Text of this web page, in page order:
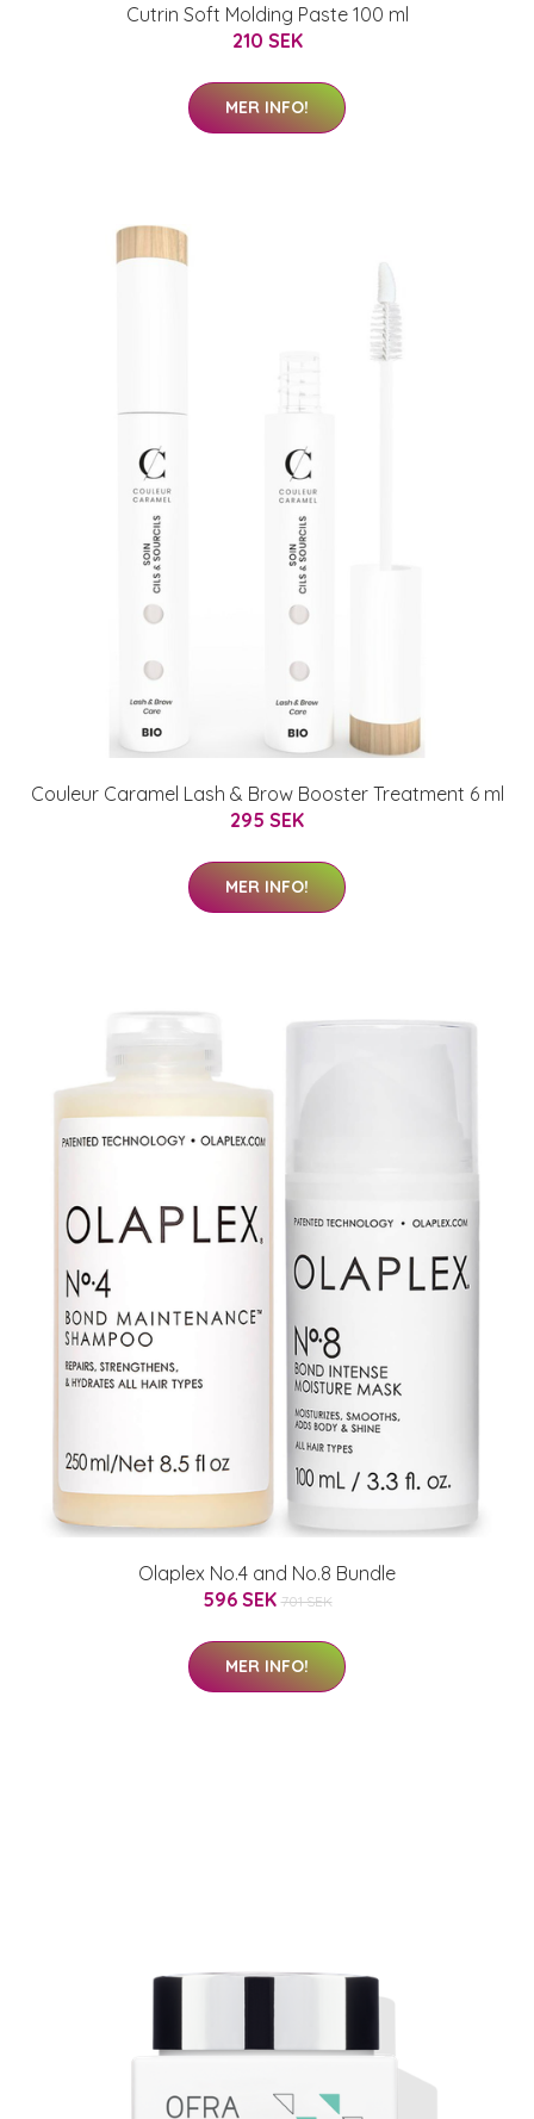
Cutrin Soft Molding Paste 100 ml
210 SEK
MER INFO!
Couleur Caramel Lash & Brow Booster Treatment 6 ml
295 SEK
MER INFO!
Olaplex No.4 and No.8 Bundle
596 SEK 701 SEK
MER INFO!